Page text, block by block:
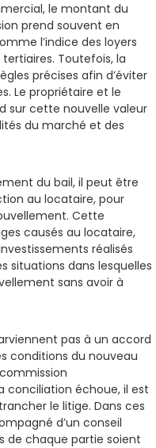
le montant du
prend souvent en
l’indice des loyers
Toutefois, la
précises afin d’éviter
Le propriétaire et le
sur cette nouvelle valeur
du marché et des
du bail, il peut être
au locataire, pour
Cette
causés au locataire,
réalisés
situations dans lesquelles
sans avoir à
pas à un accord
conditions du nouveau
conciliation échoue, il est
le litige. Dans ces
d’un conseil
de chaque partie soient